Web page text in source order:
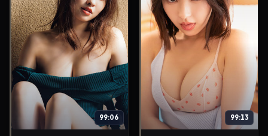
99:06 99:13